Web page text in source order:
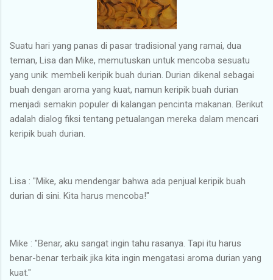
Suatu hari yang panas di pasar tradisional yang ramai, dua
teman, Lisa dan Mike, memutuskan untuk mencoba sesuatu
yang unik: membeli keripik buah durian. Durian dikenal sebagai
buah dengan aroma yang kuat, namun keripik buah durian
menjadi semakin populer di kalangan pencinta makanan. Berikut
adalah dialog fiksi tentang petualangan mereka dalam mencari
keripik buah durian.
Lisa : "Mike, aku mendengar bahwa ada penjual keripik buah
durian di sini. Kita harus mencoba!"
Mike : "Benar, aku sangat ingin tahu rasanya. Tapi itu harus
benar-benar terbaik jika kita ingin mengatasi aroma durian yang
kuat."